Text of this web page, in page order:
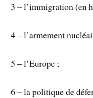
3 – l’immigration (en
4 – l’armement
5 – l’Europe ;
6 – la politique de